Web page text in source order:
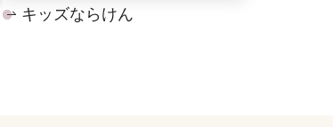
キッズならけん